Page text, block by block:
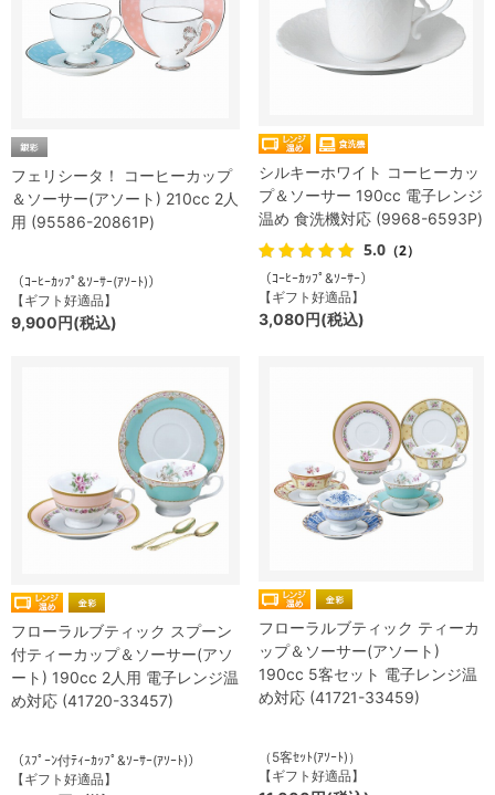
フェリシータ！ コーヒーカップ
＆ソーサー(アソート) 210cc 2人
用 (95586-20861P)
（ｺｰﾋｰｶｯﾌﾟ&ｿｰｻｰ(ｱｿｰﾄ)）
【ギフト好適品】
9,900円(税込)
シルキーホワイト コーヒーカッ
プ＆ソーサー 190cc 電子レンジ
温め 食洗機対応 (9968-6593P)
5.0 （2）
（ｺｰﾋｰｶｯﾌﾟ&ｿｰｻｰ）
【ギフト好適品】
3,080円(税込)
フローラルブティック スプーン
付ティーカップ＆ソーサー(アソ
ート) 190cc 2人用 電子レンジ温
め対応 (41720-33457)
（ｽﾌﾟｰﾝ付ﾃｨｰｶｯﾌﾟ&ｿｰｻｰ(ｱｿｰﾄ)）
【ギフト好適品】
フローラルブティック ティーカ
ップ＆ソーサー(アソート)
190cc 5客セット 電子レンジ温
め対応 (41721-33459)
（5客ｾｯﾄ(ｱｿｰﾄ)）
【ギフト好適品】